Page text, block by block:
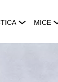
MICE